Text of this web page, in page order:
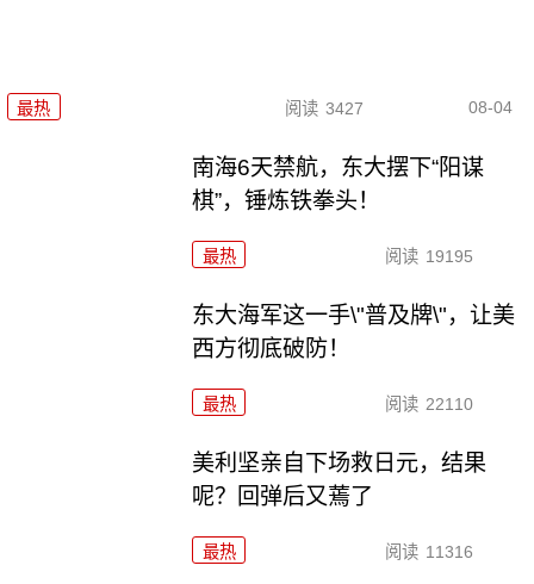
最热 阅读 3427 08-04
南海6天禁航，东大摆下“阳谋
棋”，锤炼铁拳头！
最热 阅读 19195
东大海军这一手\"普及牌\"，让美
西方彻底破防！
最热 阅读 22110
美利坚亲自下场救日元，结果
呢？回弹后又蔫了
最热 阅读 11316